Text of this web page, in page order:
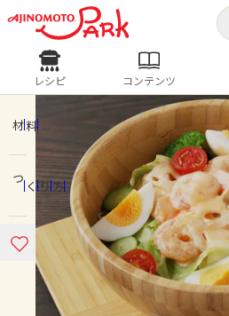
ログインするとレシピを
ログイン
ホーム
コンテンツ
レシピ
レシピ
人気の食材・レシピ
きゅうり なす トマト
ピーマン
みょうが ゴ
レシピ コンテンツ
材料
つくり方